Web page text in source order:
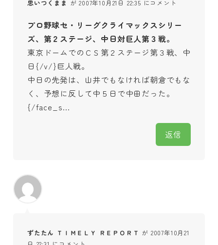
思いつくまま が 2007年10月21日 22:35 にコメント
プロ野球セ・リーグクライマックスシリー
ズ、第２ステージ、中日対巨人第３戦。
東京ドームでのＣＳ第２ステージ第３戦、中
日{/v/}巨人戦。
中日の先発は、山井でもなければ朝倉でもな
く、予想に反して中５日で中田だった。
{/face_s…
返信
ずたたん ＴＩＭＥＬＹ ＲＥＰＯＲＴ が 2007年10月21